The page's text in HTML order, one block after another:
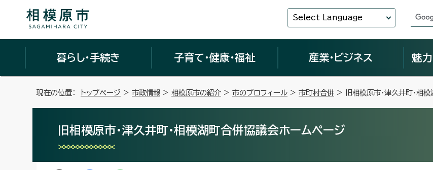
Select Language
暮らし・手続き 子育て・健康・福祉 産業・ビジネス 魅力
現在の位置： トップページ > 市政情報 > 相模原市の紹介 > 市のプロフィール > 市町村合併 > 旧相模原市・津久井町・相
旧相模原市・津久井町・相模湖町合併協議会ホームページ